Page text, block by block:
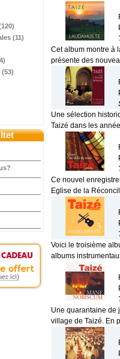
(11)
Cet album montre à
présente des
Une sélection
Taizé dans les
Ce nouvel
Eglise de la
Voici le troisième
albums
Une quarantaine de
village de Taizé. En